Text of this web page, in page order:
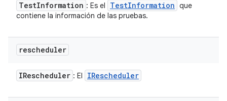
TestInformation : Es el TestInformation que
contiene la información de las pruebas.
rescheduler
IRescheduler : El IRescheduler